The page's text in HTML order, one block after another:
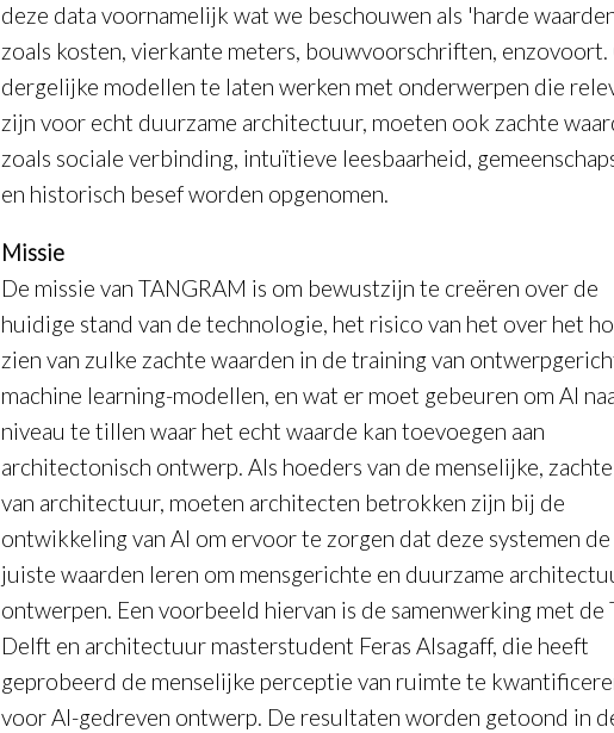
deze data voornamelijk wat we beschouwen als 'harde
zoals kosten, vierkante meters, bouwvoorschriften, enzovoort.
dergelijke modellen te laten werken met onderwerpen die
zijn voor echt duurzame architectuur, moeten ook zachte
zoals sociale verbinding, intuïtieve leesbaarheid,
en historisch besef worden opgenomen.
Missie
De missie van TANGRAM is om bewustzijn te creëren over de
huidige stand van de technologie, het risico van het over het
zien van zulke zachte waarden in de training van
machine learning-modellen, en wat er moet gebeuren om AI
niveau te tillen waar het echt waarde kan toevoegen aan
architectonisch ontwerp. Als hoeders van de menselijke,
van architectuur, moeten architecten betrokken zijn bij de
ontwikkeling van AI om ervoor te zorgen dat deze systemen de
juiste waarden leren om mensgerichte en duurzame
ontwerpen. Een voorbeeld hiervan is de samenwerking met de
Delft en architectuur masterstudent Feras Alsagaff, die heeft
geprobeerd de menselijke perceptie van ruimte te
voor AI-gedreven ontwerp. De resultaten worden getoond in